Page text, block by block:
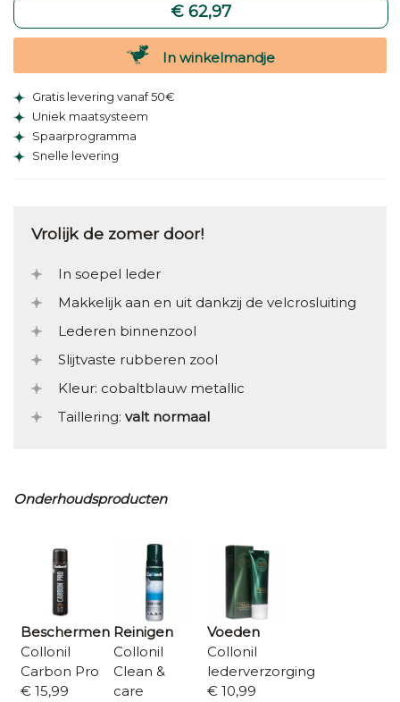
€ 62,97
In winkelmandje
Gratis levering vanaf 50€
Uniek maatsysteem
Spaarprogramma
Snelle levering
Vrolijk de zomer door!
In soepel leder
Makkelijk aan en uit dankzij de velcrosluiting
Lederen binnenzool
Slijtvaste rubberen zool
Kleur: cobaltblauw metallic
Taillering: valt normaal
Onderhoudsproducten
Beschermen
Collonil
Carbon Pro
€ 15,99
Reinigen
Collonil
Clean &
care
Voeden
Collonil
lederverzorging
€ 10,99